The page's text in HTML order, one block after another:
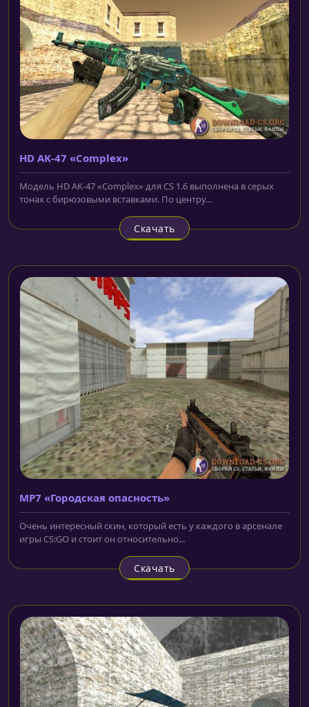
HD AK-47 «Complex»
Модель HD AK-47 «Complex» для CS 1.6 выполнена в серых
тонах с бирюзовыми вставками. По центру...
Скачать
MP7 «Городская опасность»
Очень интересный скин, который есть у каждого в арсенале
игры CS:GO и стоит он относительно...
Скачать